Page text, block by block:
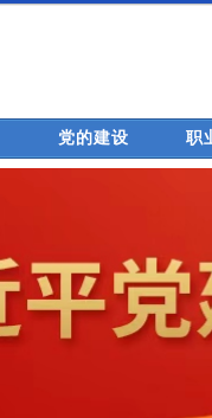
党的建设 职